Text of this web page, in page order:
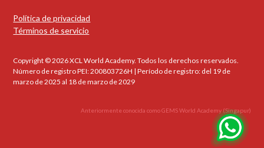
Copyright © 2026 XCL World Academy. Todos los derechos reservados.
Número de registro PEI: 200803726H | Período de registro: del 19 de
marzo de 2025 al 18 de marzo de 2029
Política de privacidad
Términos de servicio
Anteriormente conocida como GEMS World Academy (Singapur)